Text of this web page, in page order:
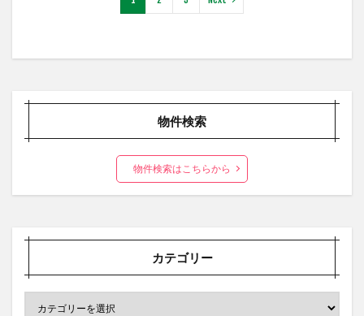
物件検索
物件検索はこちらから
カテゴリー